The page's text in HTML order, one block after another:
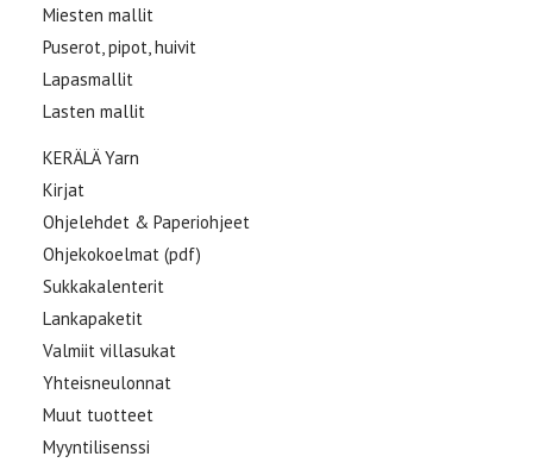
Miesten mallit
Puserot, pipot, huivit
Lapasmallit
Lasten mallit
KERÄLÄ Yarn
Kirjat
Ohjelehdet & Paperiohjeet
Ohjekokoelmat (pdf)
Sukkakalenterit
Lankapaketit
Valmiit villasukat
Yhteisneulonnat
Muut tuotteet
Myyntilisenssi